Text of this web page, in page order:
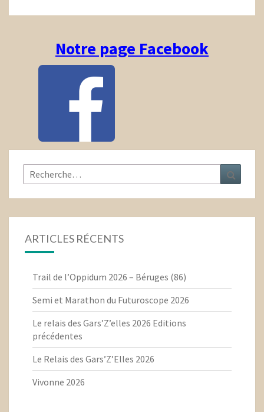
Notre page Facebook
Rechercher :
ARTICLES RÉCENTS
Trail de l’Oppidum 2026 – Béruges (86)
Semi et Marathon du Futuroscope 2026
Le relais des Gars’Z’elles 2026 Editions
précédentes
Le Relais des Gars’Z’Elles 2026
Vivonne 2026